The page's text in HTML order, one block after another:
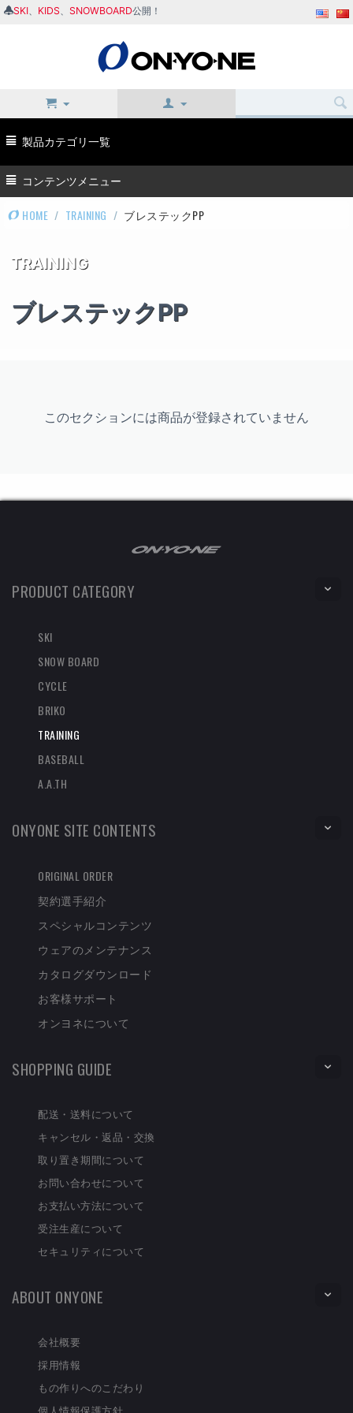
SKI KIDS SNOWBOARD公開！
製品カテゴリ一覧
コンテンツメニュー
HOME / TRAINING / ブレステックPP
TRAINING
ブレステックPP
このセクションには商品が登録されていません
PRODUCT CATEGORY
SKI
SNOW BOARD
CYCLE
BRIKO
TRAINING
BASEBALL
A.A.TH
ONYONE SITE CONTENTS
ORIGINAL ORDER
契約選手紹介
スペシャルコンテンツ
ウェアのメンテナンス
カタログダウンロード
お客様サポート
オンヨネについて
SHOPPING GUIDE
配送・送料について
キャンセル・返品・交換
取り置き期間について
お問い合わせについて
お支払い方法について
受注生産について
セキュリティについて
ABOUT ONYONE
会社概要
採用情報
もの作りへのこだわり
個人情報保護方針